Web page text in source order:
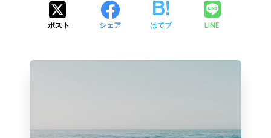
ポスト シェア はてブ LINE